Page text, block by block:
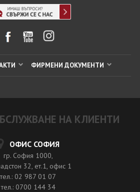
ФИРМЕНИ ДОКУМЕНТИ
НА КЛИЕНТИ
ОФИС СОФИЯ
гр. София 1000,
32, ет.1, офис 1
тел.: 02 987 01 07
тел.: 0700 144 34